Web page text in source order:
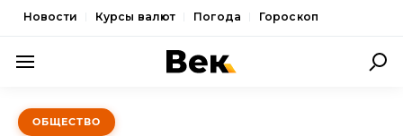
Новости Курсы валют Погода Гороскоп
ПОЛИТИКА
ОБЩЕСТВО